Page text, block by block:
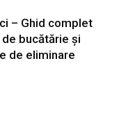
– Ghid complet
bucătărie și
de eliminare